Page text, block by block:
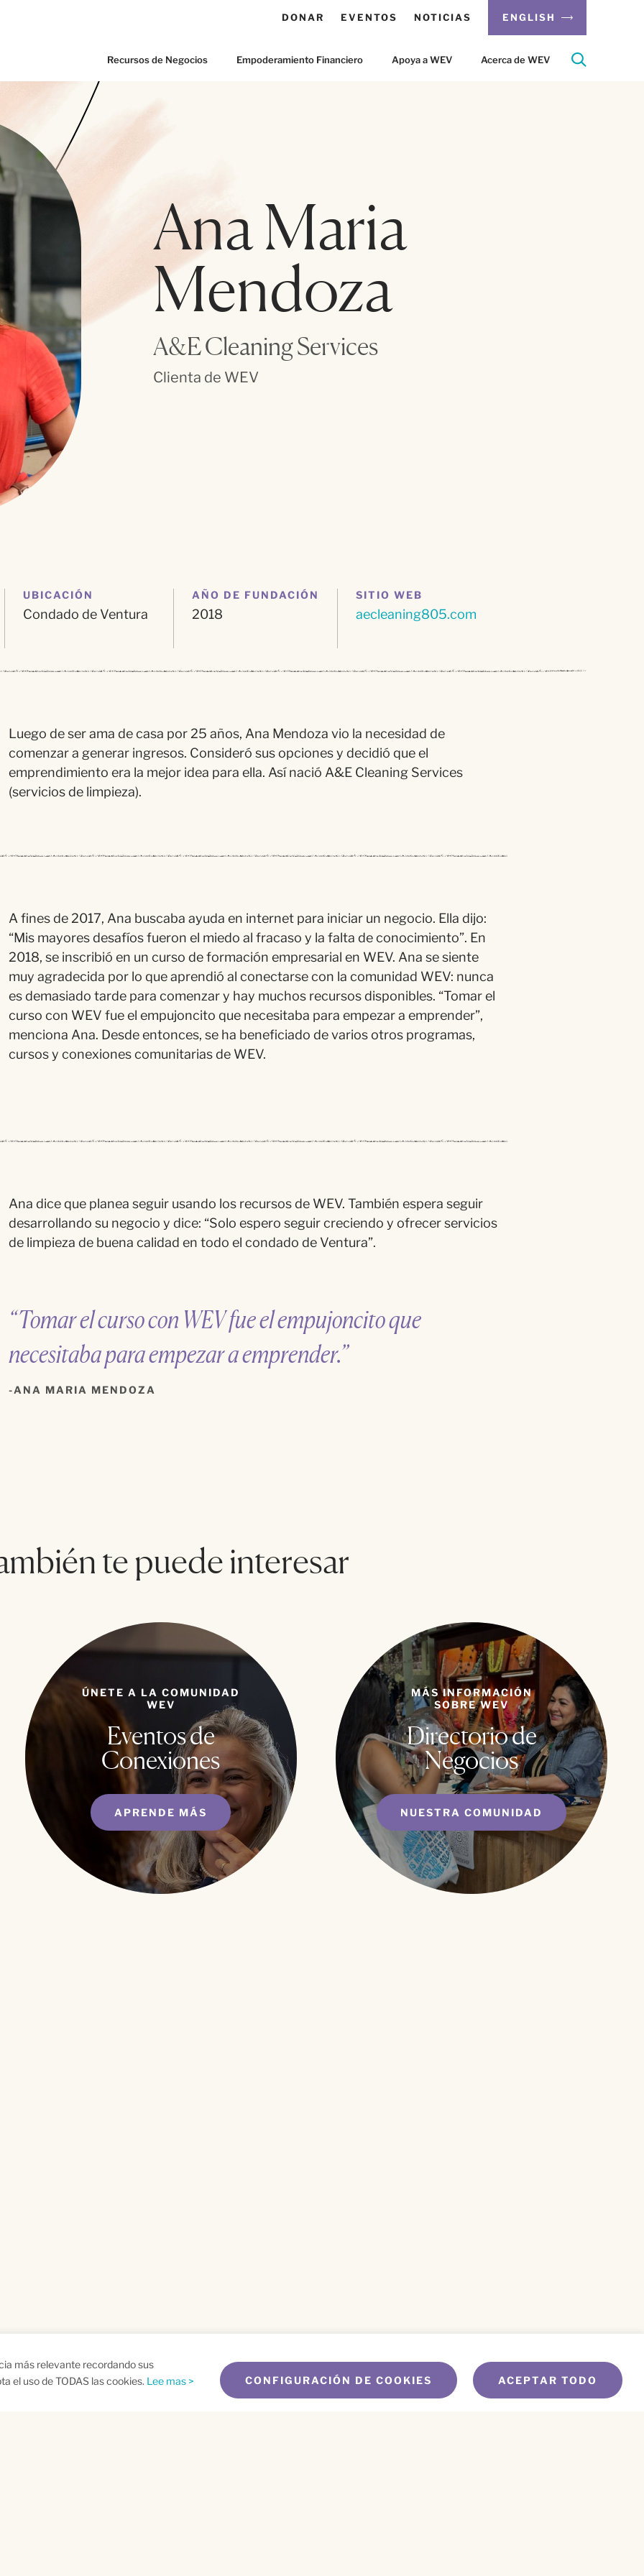
DONAR EVENTOS NOTICIAS ENGLISH
Recursos de Negocios Empoderamiento Financiero Apoya a WEV Acerca de WEV
Ana Maria
Mendoza
A&E Cleaning Services
Clienta de WEV
UBICACIÓN
Condado de Ventura
AÑO DE FUNDACIÓN
2018
SITIO WEB
aecleaning805.com
Luego de ser ama de casa por 25 años, Ana Mendoza vio la necesidad de
comenzar a generar ingresos. Consideró sus opciones y decidió que el
emprendimiento era la mejor idea para ella. Así nació A&E Cleaning Services
(servicios de limpieza).
A fines de 2017, Ana buscaba ayuda en internet para iniciar un negocio. Ella dijo:
“Mis mayores desafíos fueron el miedo al fracaso y la falta de conocimiento”. En
2018, se inscribió en un curso de formación empresarial en WEV. Ana se siente
muy agradecida por lo que aprendió al conectarse con la comunidad WEV: nunca
es demasiado tarde para comenzar y hay muchos recursos disponibles. “Tomar el
curso con WEV fue el empujoncito que necesitaba para empezar a emprender”,
menciona Ana. Desde entonces, se ha beneficiado de varios otros programas,
cursos y conexiones comunitarias de WEV.
Ana dice que planea seguir usando los recursos de WEV. También espera seguir
desarrollando su negocio y dice: “Solo espero seguir creciendo y ofrecer servicios
de limpieza de buena calidad en todo el condado de Ventura”.
“Tomar el curso con WEV fue el empujoncito que
necesitaba para empezar a emprender.”
ANA MARIA MENDOZA
te puede interesar
ÚNETE A LA COMUNIDAD
WEV
Eventos de
Conexiones
APRENDE MÁS
MÁS INFORMACIÓN
SOBRE WEV
Directorio de
Negocios
NUESTRA COMUNIDAD
más relevante recordando sus
el uso de TODAS las cookies. Lee mas > CONFIGURACIÓN DE COOKIES ACEPTAR TODO